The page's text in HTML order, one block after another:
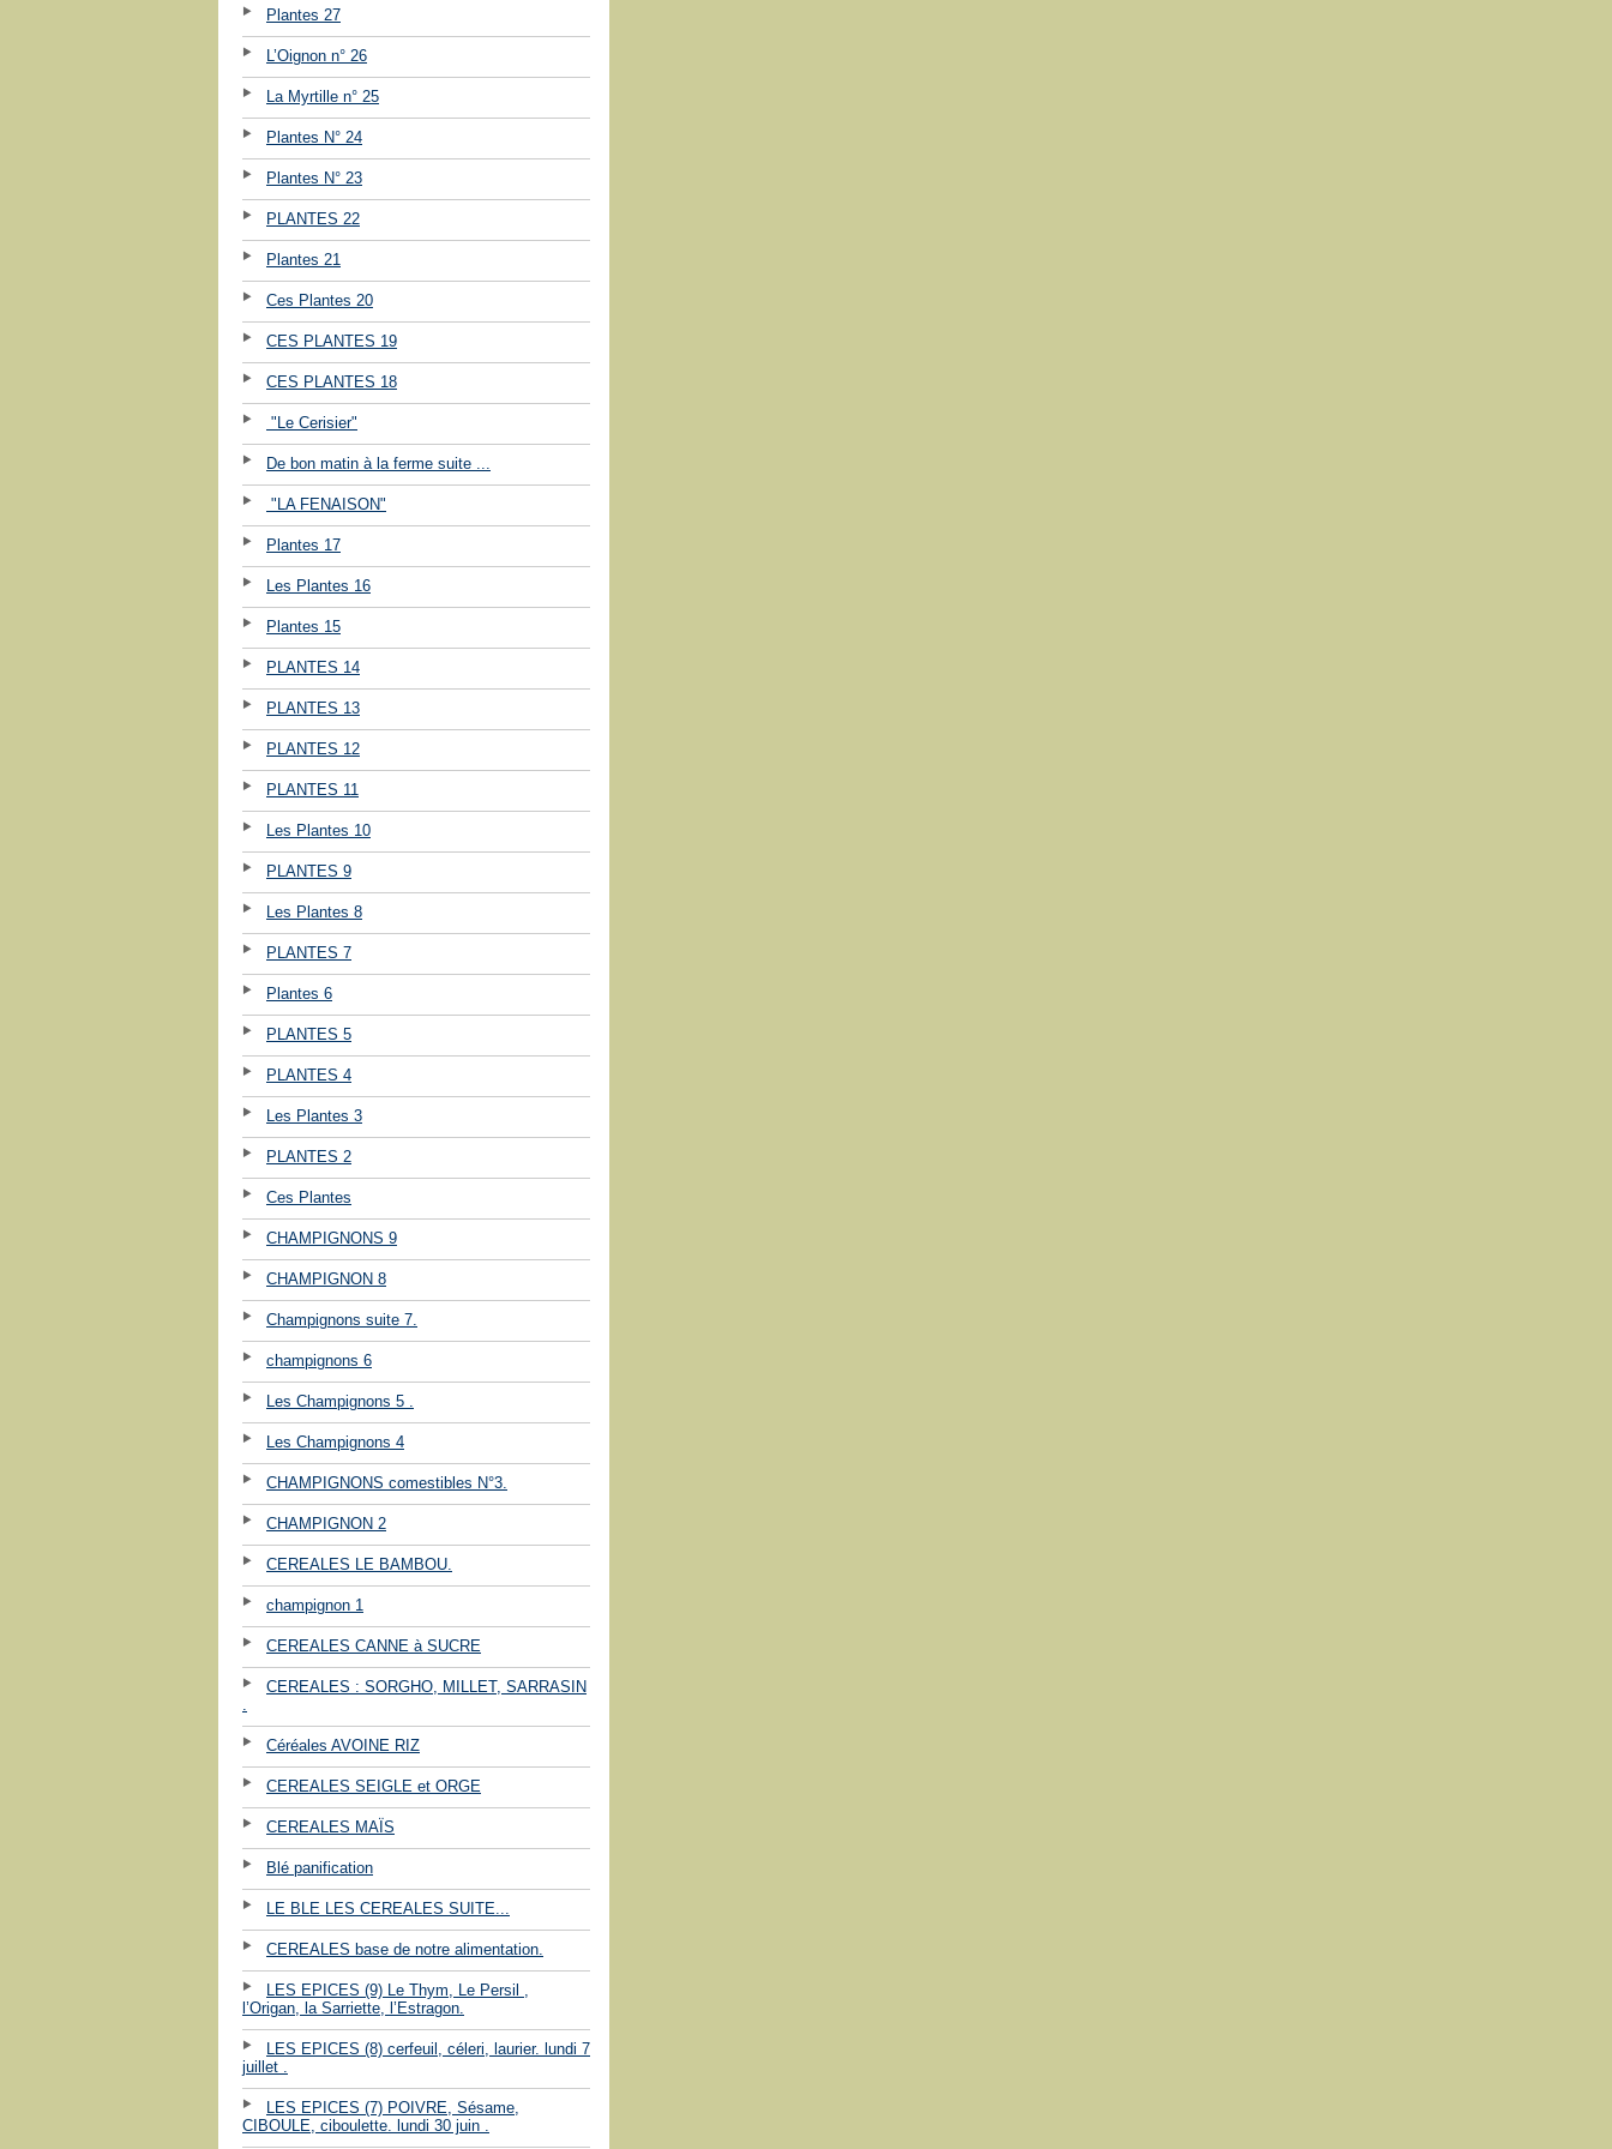
Plantes 27
L’Oignon n° 26
La Myrtille n° 25
Plantes N° 24
Plantes N° 23
PLANTES 22
Plantes 21
Ces Plantes 20
CES PLANTES 19
CES PLANTES 18
"Le Cerisier"
De bon matin à la ferme suite ...
"LA FENAISON"
Plantes 17
Les Plantes 16
Plantes 15
PLANTES 14
PLANTES 13
PLANTES 12
PLANTES 11
Les Plantes 10
PLANTES 9
Les Plantes 8
PLANTES 7
Plantes 6
PLANTES 5
PLANTES 4
Les Plantes 3
PLANTES 2
Ces Plantes
CHAMPIGNONS 9
CHAMPIGNON 8
Champignons suite 7.
champignons 6
Les Champignons 5 .
Les Champignons 4
CHAMPIGNONS comestibles N°3.
CHAMPIGNON 2
CEREALES LE BAMBOU.
champignon 1
CEREALES CANNE à SUCRE
CEREALES : SORGHO, MILLET, SARRASIN
Céréales AVOINE RIZ
CEREALES SEIGLE et ORGE
CEREALES MAÏS
Blé panification
LE BLE LES CEREALES SUITE...
CEREALES base de notre alimentation.
LES EPICES (9) Le Thym, Le Persil ,
l’Origan, la Sarriette, l’Estragon.
LES EPICES (8) cerfeuil, céleri, laurier. lundi 7
juillet .
LES EPICES (7) POIVRE, Sésame,
CIBOULE, ciboulette. lundi 30 juin .